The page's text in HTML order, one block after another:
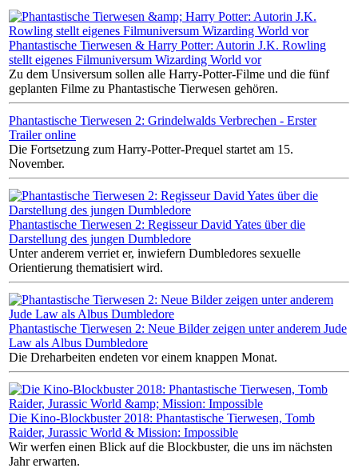
Phantastische Tierwesen & Harry Potter: Autorin J.K. Rowling
stellt eigenes Filmuniversum Wizarding World vor
Zu dem Unsiversum sollen alle Harry-Potter-Filme und die fünf
geplanten Filme zu Phantastische Tierwesen gehören.
Phantastische Tierwesen 2: Grindelwalds Verbrechen - Erster
Trailer online
Die Fortsetzung zum Harry-Potter-Prequel startet am 15.
November.
Phantastische Tierwesen 2: Regisseur David Yates über die
Darstellung des jungen Dumbledore
Unter anderem verriet er, inwiefern Dumbledores sexuelle
Orientierung thematisiert wird.
Phantastische Tierwesen 2: Neue Bilder zeigen unter anderem Jude
Law als Albus Dumbledore
Die Dreharbeiten endeten vor einem knappen Monat.
Die Kino-Blockbuster 2018: Phantastische Tierwesen, Tomb
Raider, Jurassic World & Mission: Impossible
Wir werfen einen Blick auf die Blockbuster, die uns im nächsten
Jahr erwarten.